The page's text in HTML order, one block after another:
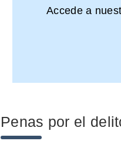
Accede a
Penas por el